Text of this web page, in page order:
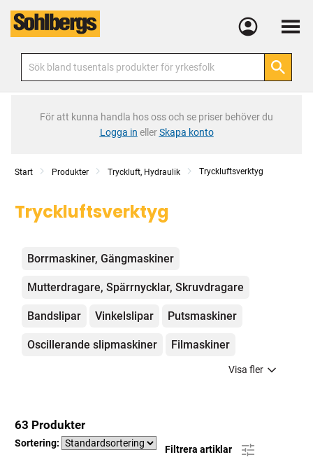
Meny
För att kunna handla hos oss och se priser behöver du
Logga in ellerSkapa konto
Start Produkter Tryckluft, Hydraulik Tryckluftsverktyg
Tryckluftsverktyg
Kategorier
Borrmaskiner, Gängmaskiner
Mutterdragare, Spärrnycklar, Skruvdragare
Bandslipar Vinkelslipar Putsmaskiner
Oscillerande slipmaskiner Filmaskiner
Visa fler
63 Produkter
Sortering:
Filtrera artiklar